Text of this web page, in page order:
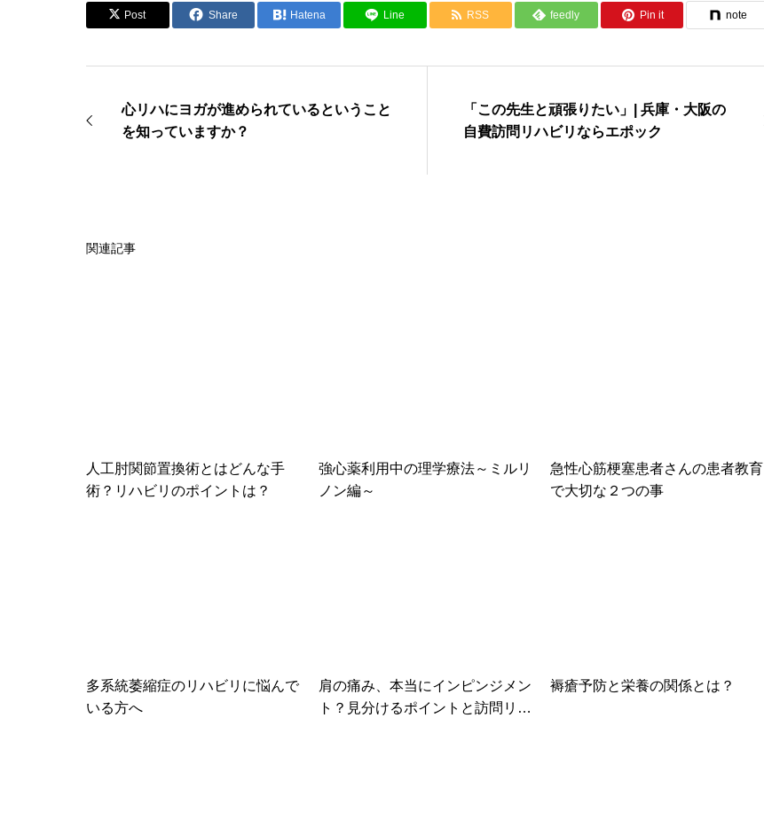
Post Share Hatena Line RSS feedly Pin it note
心リハにヨガが進められているということ
を知っていますか？
「この先生と頑張りたい」| 兵庫・大阪の
自費訪問リハビリならエポック
関連記事
人工肘関節置換術とはどんな手
術？リハビリのポイントは？
強心薬利用中の理学療法～ミルリ
ノン編～
急性心筋梗塞患者さんの患者教育
で大切な２つの事
多系統萎縮症のリハビリに悩んで
いる方へ
肩の痛み、本当にインピンジメン
ト？見分けるポイントと訪問リハ
褥瘡予防と栄養の関係とは？